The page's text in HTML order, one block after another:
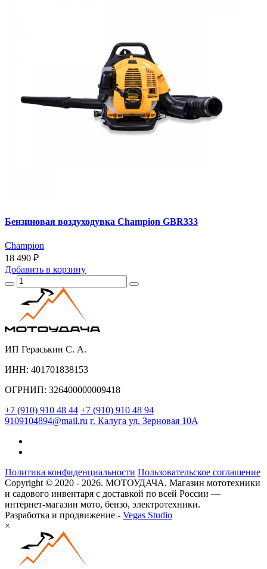
Бензиновая воздуходувка Champion GBR333
Champion
18 490 ₽
Добавить в корзину
ИП Гераськин С. А.
ИНН: 401701838153
ОГРНИП: 326400000009418
+7 (910) 910 48 44 +7 (910) 910 48 94
9109104894@mail.ru г. Калуга ул. Зерновая 10А
Политика конфиденциальности Пользовательское соглашение
Copyright © 2020 - 2026. МОТОУДАЧА. Магазин мототехники
и садового инвентаря с доставкой по всей России —
интернет-магазин мото, бензо, электротехники.
Разработка и продвижение - Vegas Studio
×